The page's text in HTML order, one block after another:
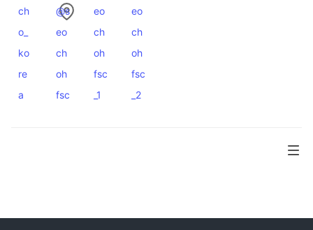
ch
o_
ko
re
a
@s
eo
ch
oh
fsc
eo
ch
oh
fsc
_1
eo
ch
oh
fsc
_2